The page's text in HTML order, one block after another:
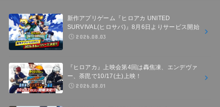
新作アプリゲーム『ヒロアカ UNITED
SURVIVAL(ヒロサバ)』8月6日よりサービス開始
2026.08.03
『ヒロアカ』上映会第4回は轟焦凍、エンデヴァ
ー、荼毘で10/17(土)上映！
2026.08.01